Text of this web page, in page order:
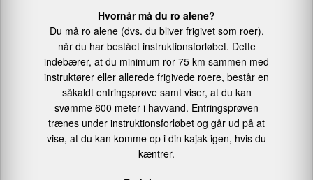
Hvornår må du ro alene?
Du må ro alene (dvs. du bliver frigivet som roer),
når du har bestået instruktionsforløbet. Dette
indebærer, at du minimum ror 75 km sammen med
instruktører eller allerede frigivede roere, består en
såkaldt entringsprøve samt viser, at du kan
svømme 600 meter i havvand. Entringsprøven
trænes under instruktionsforløbet og går ud på at
vise, at du kan komme op i din kajak igen, hvis du
kæntrer.